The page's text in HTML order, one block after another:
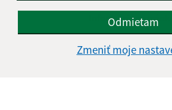
Odmietam
Zmeniť moje
Informácie o stránke:
Autorské práva